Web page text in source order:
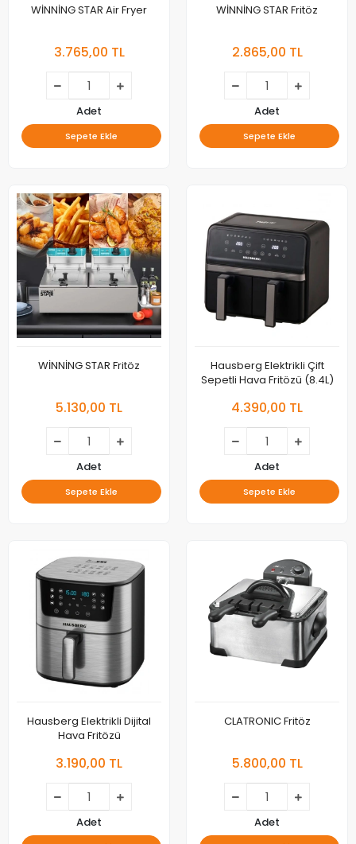
WİNNİNG STAR Air Fryer
3.765,00 TL
Adet
Sepete Ekle
WİNNİNG STAR Fritöz
2.865,00 TL
Adet
Sepete Ekle
WİNNİNG STAR Fritöz
5.130,00 TL
Adet
Sepete Ekle
Hausberg Elektrikli Çift
Sepetli Hava Fritözü (8.4L)
4.390,00 TL
Adet
Sepete Ekle
Hausberg Elektrikli Dijital
Hava Fritözü
3.190,00 TL
Adet
CLATRONIC Fritöz
5.800,00 TL
Adet